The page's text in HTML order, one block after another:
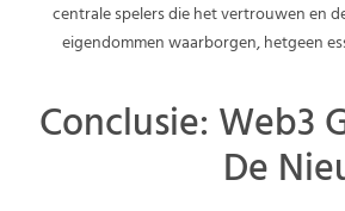
centrale spelers die het vertrouwen en
eigendommen waarborgen, hetgeen
Conclusie: Web3
De